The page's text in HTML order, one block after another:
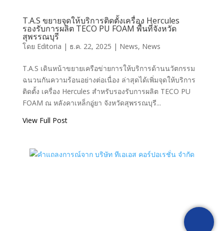
T.A.S ขยายจุดให้บริการติดตั้งเครื่อง Hercules
รองรับการผลิต TECO PU FOAM พื้นที่จังหวัด
สุพรรณบุรี
โดย Editoria | ธ.ค. 22, 2025 | News, News
T.A.S เดินหน้าขยายเครือข่ายการให้บริการด้านนวัตกรรม
ฉนวนกันความร้อนอย่างต่อเนื่อง ล่าสุดได้เพิ่มจุดให้บริการ
ติดตั้ง เครื่อง Hercules สำหรับรองรับการผลิต TECO PU
FOAM ณ หลังคาเหล็กอู่ยา จังหวัดสุพรรณบุรี...
View Full Post
T.A.S CORPORATION CO.,LTD.
T.A.S CORPRATION
PRODUCT INQUIRY
[fluentform id="1"]